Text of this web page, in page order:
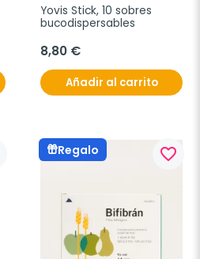
Yovis Stick, 10 sobres
bucodispersables
8,80 €
Añadir al carrito
Regalo favorite_border